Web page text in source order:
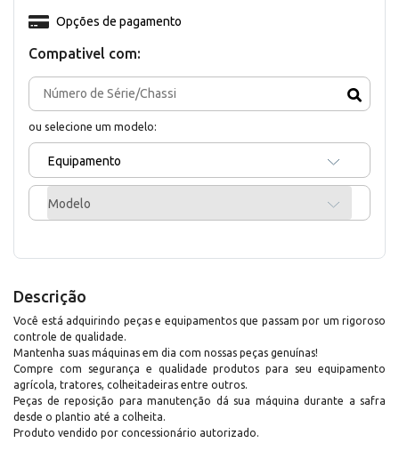
Compativel com:
ou selecione um modelo:
Equipamento
Modelo
Opções de pagamento
Descrição
Você está adquirindo peças e equipamentos que passam por um rigoroso
controle de qualidade.
Mantenha suas máquinas em dia com nossas peças genuínas!
Compre com segurança e qualidade produtos para seu equipamento
agrícola, tratores, colheitadeiras entre outros.
Peças de reposição para manutenção dá sua máquina durante a safra
desde o plantio até a colheita.
Produto vendido por concessionário autorizado.